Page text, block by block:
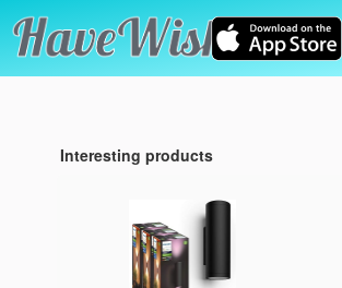
Interesting products